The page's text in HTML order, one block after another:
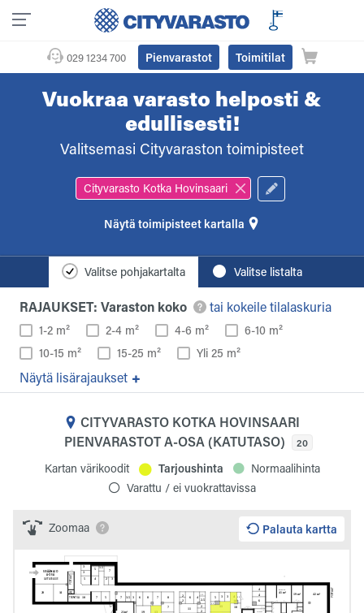
029 1234 700 Pienvarastot Toimitilat
Vuokraa varasto helposti &
edullisesti!
Valitsemasi Cityvaraston toimipisteet
Cityvarasto Kotka Hovinsaari
toimipisteet kartalla
Valitse pohjakartalta Valitse listalta
RAJAUKSET: Varaston koko tai kokeile tilalaskuria
1-2 m² 2-4 m² 4-6 m²
6-10 m²
10-15 m²
15-25 m² Yli 25 m²
lisärajaukset
CITYVARASTO KOTKA HOVINSAARI
PIENVARASTOT A-OSA (KATUTASO)
20
Kartan värikoodit Tarjoushinta
Normaalihinta
Varattu / ei vuokrattavissa
Zoomaa Palauta kartta